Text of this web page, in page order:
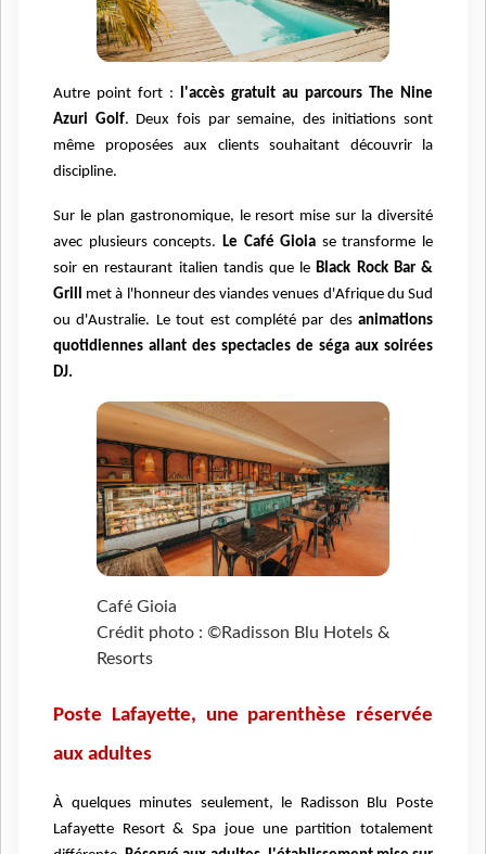
Autre point fort : l'accès gratuit au parcours The Nine
Azuri Golf. Deux fois par semaine, des initiations sont
même proposées aux clients souhaitant découvrir la
discipline.
Sur le plan gastronomique, le resort mise sur la diversité
avec plusieurs concepts. Le Café Gioia se transforme le
soir en restaurant italien tandis que le Black Rock Bar &
Grill
met à l'honneur des viandes venues d'Afrique du Sud
ou d'Australie. Le tout est complété par des animations
quotidiennes allant des spectacles de séga aux soirées
DJ.
Café Gioia
Crédit photo : ©Radisson Blu Hotels &
Resorts
Poste Lafayette, une parenthèse réservée
aux adultes
À quelques minutes seulement, le Radisson Blu Poste
Lafayette Resort & Spa joue une partition totalement